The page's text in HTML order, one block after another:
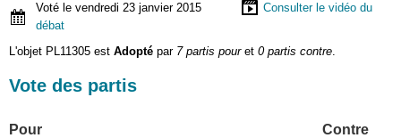
Voté le vendredi 23 janvier 2015
Consulter le vidéo du
débat
L'objet PL11305 est Adopté par 7 partis pouret 0 partis contre.
Vote des partis
Pour Contre